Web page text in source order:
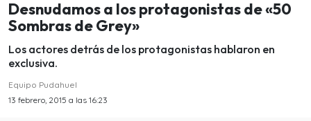
Desnudamos a los protagonistas de «50
Sombras de Grey»
Los actores detrás de los protagonistas hablaron en
exclusiva.
Equipo Pudahuel
13 febrero, 2015 a las 16:23